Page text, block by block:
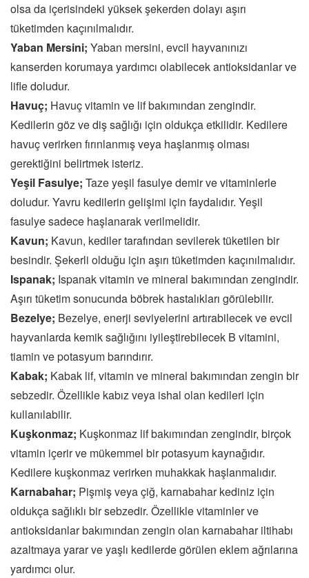
olsa da içerisindeki yüksek şekerden dolayı aşırı
tüketimden kaçınılmalıdır.
Yaban Mersini; Yaban mersini, evcil hayvanınızı
kanserden korumaya yardımcı olabilecek antioksidanlar ve
lifle doludur.
Havuç; Havuç vitamin ve lif bakımından zengindir.
Kedilerin göz ve diş sağlığı için oldukça etkilidir. Kedilere
havuç verirken fırınlanmış veya haşlanmış olması
gerektiğini belirtmek isteriz.
Yeşil Fasulye; Taze yeşil fasulye demir ve vitaminlerle
doludur. Yavru kedilerin gelişimi için faydalıdır. Yeşil
fasulye sadece haşlanarak verilmelidir.
Kavun; Kavun, kediler tarafından sevilerek tüketilen bir
besindir. Şekerli olduğu için aşırı tüketimden kaçınılmalıdır.
Ispanak; Ispanak vitamin ve mineral bakımından zengindir.
Aşırı tüketim sonucunda böbrek hastalıkları görülebilir.
Bezelye; Bezelye, enerji seviyelerini artırabilecek ve evcil
hayvanlarda kemik sağlığını iyileştirebilecek B vitamini,
tiamin ve potasyum barındırır.
Kabak; Kabak lif, vitamin ve mineral bakımından zengin bir
sebzedir. Özellikle kabız veya ishal olan kedileri için
kullanılabilir.
Kuşkonmaz; Kuşkonmaz lif bakımından zengindir, birçok
vitamin içerir ve mükemmel bir potasyum kaynağıdır.
Kedilere kuşkonmaz verirken muhakkak haşlanmalıdır.
Karnabahar; Pişmiş veya çiğ, karnabahar kediniz için
oldukça sağlıklı bir sebzedir. Özellikle vitaminler ve
antioksidanlar bakımından zengin olan karnabahar iltihabı
azaltmaya yarar ve yaşlı kedilerde görülen eklem ağrılarına
yardımcı olur.